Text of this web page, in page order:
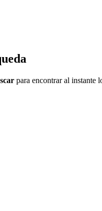
para encontrar al instante